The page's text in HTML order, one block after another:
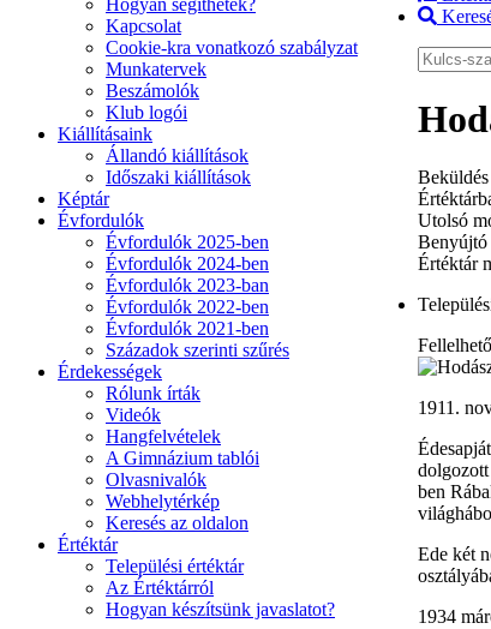
Kapcsolat
Cookie-kra vonatkozó szabályzat
Munkatervek
Beszámolók
Klub logói
Kiállításaink
Állandó kiállítások
Időszaki kiállítások
Képtár
Évfordulók
Évfordulók 2025-ben
Évfordulók 2024-ben
Évfordulók 2023-ban
Évfordulók 2022-ben
Évfordulók 2021-ben
Századok szerinti szűrés
Érdekességek
Rólunk írták
Videók
Hangfelvételek
A Gimnázium tablói
Olvasnivalók
Webhelytérkép
Keresés az oldalon
Értéktár
Települési értéktár
Az Értéktárról
Hogyan készítsünk javaslatot?
Utolsó
Benyújtó
Értéktár
1911.
ben
Ede két
1934